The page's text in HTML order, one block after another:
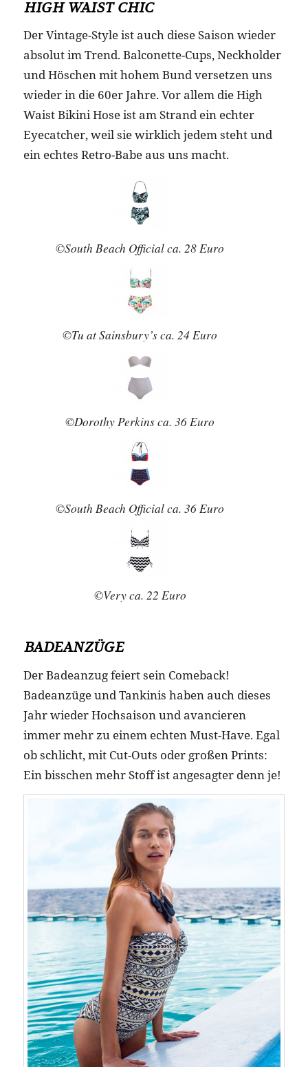
HIGH WAIST CHIC
Der Vintage-Style ist auch diese Saison wieder
absolut im Trend. Balconette-Cups, Neckholder
und Höschen mit hohem Bund versetzen uns
wieder in die 60er Jahre. Vor allem die High
Waist Bikini Hose ist am Strand ein echter
Eyecatcher, weil sie wirklich jedem steht und
ein echtes Retro-Babe aus uns macht.
©South Beach Official ca. 28 Euro
©Tu at Sainsbury’s ca. 24 Euro
©Dorothy Perkins ca. 36 Euro
©South Beach Official ca. 36 Euro
©Very ca. 22 Euro
BADEANZÜGE
Der Badeanzug feiert sein Comeback!
Badeanzüge und Tankinis haben auch dieses
Jahr wieder Hochsaison und avancieren
immer mehr zu einem echten Must-Have. Egal
ob schlicht, mit Cut-Outs oder großen Prints:
Ein bisschen mehr Stoff ist angesagter denn je!